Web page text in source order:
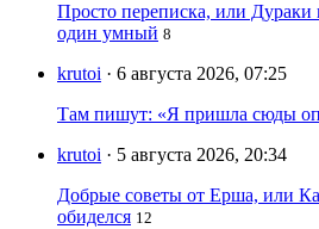
Просто переписка, или
один умный 8
krutoi · 6 августа 2026, 07:25
Там пишут: «Я пришла сюды
krutoi · 5 августа 2026, 20:34
Добрые советы от Ерша, или
обиделся 12